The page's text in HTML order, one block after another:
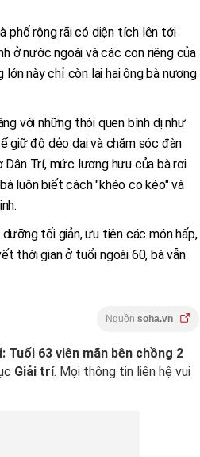
phố rộng rãi có diện tích lên tới
ở nước ngoài và các con riêng của
lớn này chỉ còn lại hai ông bà nương
với những thói quen bình dị như
giữ độ dẻo dai và chăm sóc đàn
Trí, mức lương hưu của bà rơi
luôn biết cách "khéo co kéo" và
tối giản, ưu tiên các món hấp,
thời gian ở tuổi ngoài 60, bà vẫn
Nguồn soha.vn
Tuổi 63 viên mãn bên chồng 2
Giải trí. Mọi thông tin liên hệ vui